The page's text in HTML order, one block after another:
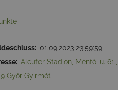
01.09.2023 23:59:59
Alcufer Stadion, Ménfői u. 61.,
Győr Gyirmót